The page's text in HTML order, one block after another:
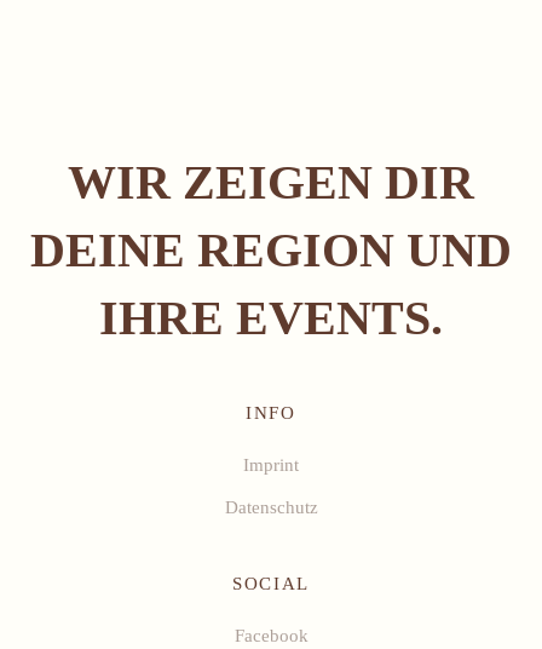
WIR ZEIGEN DIR
DEINE REGION UND
IHRE EVENTS.
INFO
Imprint
Datenschutz
SOCIAL
Facebook